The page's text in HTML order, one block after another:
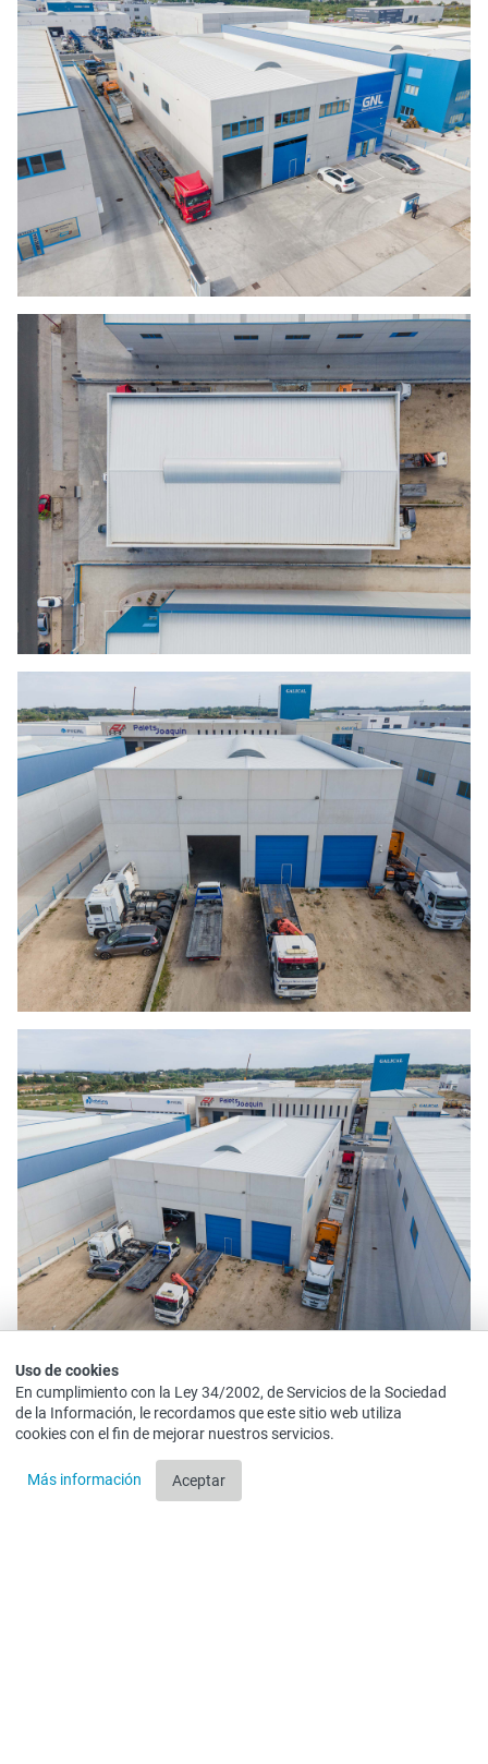
Uso de cookies
En cumplimiento con la Ley 34/2002, de Servicios de la Sociedad
de la Información, le recordamos que este sitio web utiliza
cookies con el fin de mejorar nuestros servicios.
Más información Aceptar